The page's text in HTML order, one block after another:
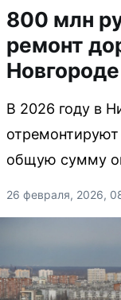
800 млн
ремонт
Новгороде
В 2026 году в
общую сумму
26 февраля, 2026,